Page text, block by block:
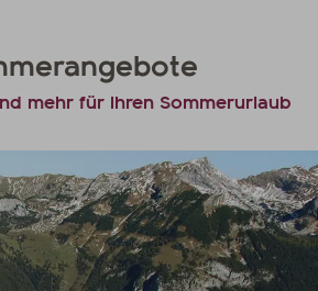
mehr für Ihren Sommerurlaub